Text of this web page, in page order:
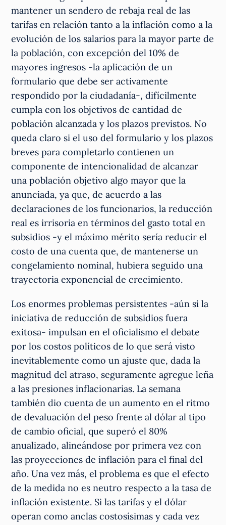
mantener un sendero de rebaja real de las
tarifas en relación tanto a la inflación como a la
evolución de los salarios para la mayor parte de
la población, con excepción del 10% de
mayores ingresos -la aplicación de un
formulario que debe ser activamente
respondido por la ciudadanía-, difícilmente
cumpla con los objetivos de cantidad de
población alcanzada y los plazos previstos. No
queda claro si el uso del formulario y los plazos
breves para completarlo contienen un
componente de intencionalidad de alcanzar
una población objetivo algo mayor que la
anunciada, ya que, de acuerdo a las
declaraciones de los funcionarios, la reducción
real es irrisoria en términos del gasto total en
subsidios -y el máximo mérito sería reducir el
costo de una cuenta que, de mantenerse un
congelamiento nominal, hubiera seguido una
trayectoria exponencial de crecimiento.
Los enormes problemas persistentes -aún si la
iniciativa de reducción de subsidios fuera
exitosa- impulsan en el oficialismo el debate
por los costos políticos de lo que será visto
inevitablemente como un ajuste que, dada la
magnitud del atraso, seguramente agregue leña
a las presiones inflacionarias. La semana
también dio cuenta de un aumento en el ritmo
de devaluación del peso frente al dólar al tipo
de cambio oficial, que superó el 80%
anualizado, alineándose por primera vez con
las proyecciones de inflación para el final del
año. Una vez más, el problema es que el efecto
de la medida no es neutro respecto a la tasa de
inflación existente. Si las tarifas y el dólar
operan como anclas costosísimas y cada vez